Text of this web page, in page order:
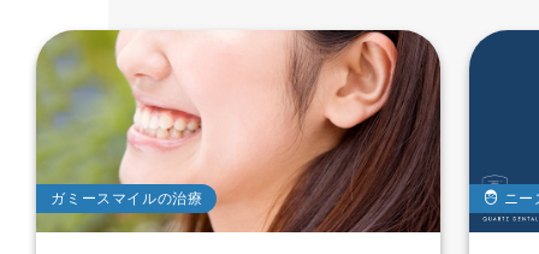
ガミースマイルの治療 ニー